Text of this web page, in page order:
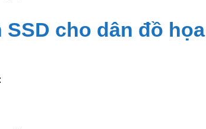
cho dân đồ họa